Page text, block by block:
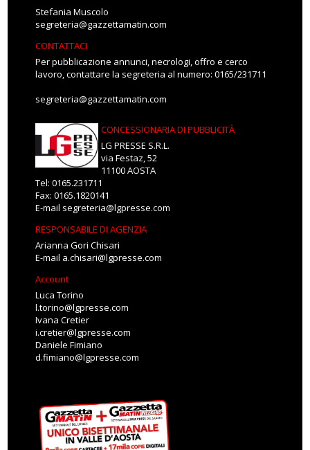
Stefania Muscolo
segreteria@gazzettamatin.com
CONTATTACI
Per pubblicazione annunci, necrologi, offro e cerco
lavoro, contattare la segreteria al numero: 0165/231711
segreteria@gazzettamatin.com
CONCESSIONARIA DI PUBBLICITÀ
LG PRESSE S.R.L.
via Festaz, 52
11100 AOSTA
Tel: 0165.231711
Fax: 0165.1820141
E-mail segreteria@lgpresse.com
RESPONSABILE DI AGENZIA
Arianna Gori Chisari
E-mail a.chisari@lgpresse.com
Account
Luca Torino
l.torino@lgpresse.com
Ivana Cretier
i.cretier@lgpresse.com
Daniele Fimiano
d.fimiano@lgpresse.com